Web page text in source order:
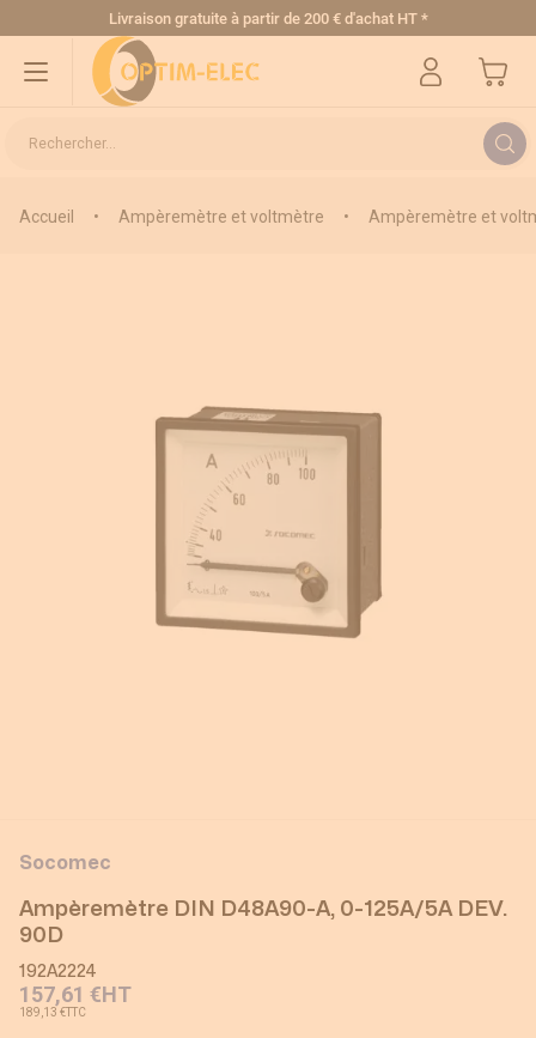
Allez au contenuLivraison gratuite à partir de 200 € d'achat HT *
Mon
Rechercher...
Accueil • Ampèremètre et voltmètre • Ampèremètre et
Socomec
Ampèremètre DIN D48A90-A, 0-125A/5A DEV.
90D
192A2224
157,61 €HT
189,13 €TTC